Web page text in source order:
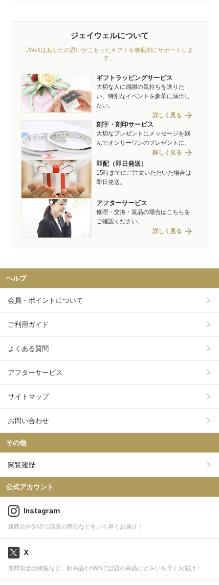
ジェイウェルについて
JWellはあなたの思いがこもったギフトを徹底的にサポートしま
す。
ギフトラッピングサービス
大切な人に感謝の気持ちを送りた
い、特別なイベントを豪華に演出し
たい。
詳しく見る arrow_forward
刻字・刻印サービス
大切なプレゼントにメッセージを刻
んでオンリーワンのプレゼントに。
詳しく見る arrow_forward
即配（即日発送）
15時までにご注文いただいた場合は
即日発送。
アフターサービス
修理・交換・返品の場合はこちらを
ご確認ください。
詳しく見る arrow_forward
ヘルプ
会員・ポイントについて
ご利用ガイド
よくある質問
アフターサービス
サイトマップ
お問い合わせ
その他
閲覧履歴
公式アカウント
Instagram
新商品やSNSで話題の商品などをいち早くお届け！
X
期間限定の特集など、新商品やSNSで話題の商品などをいち早くお届け！